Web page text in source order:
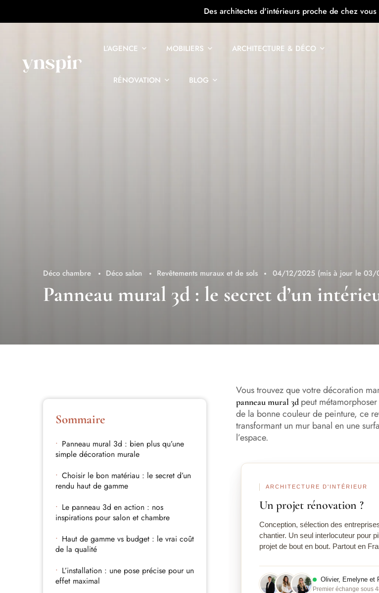
Des architectes d'intérieurs proche de chez vous
L’AGENCE MOBILIERS ARCHITECTURE & DÉCO
RÉNOVATION BLOG
Déco chambre Déco salon Revêtements muraux et de sols 04/12/2025 (mis à jour le
Panneau mural 3d : le secret d’un
Sommaire
Panneau mural 3d : bien plus qu’une
simple décoration murale
Choisir le bon matériau : le secret d’un
rendu haut de gamme
Le panneau 3d en action : nos
inspirations pour salon et chambre
Haut de gamme vs budget : le vrai coût
de la qualité
L’installation : une pose précise pour un
effet maximal
Vous trouvez que votre décoration
panneau mural 3d peut
de la bonne couleur de peinture, ce
transformant un mur banal en une
l’espace.
ARCHITECTURE D'INTÉRIEUR
Un projet rénovation ?
Conception, sélection des
chantier. Un seul interlocuteur pour
projet de bout en bout. Partout en
Olivier, Emelyne et
Premier échange sous